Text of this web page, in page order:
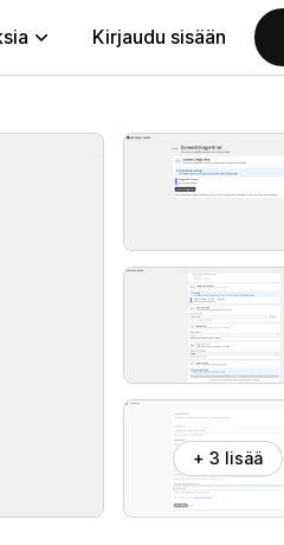
Kirjaudu sisään
+ 3 lisää